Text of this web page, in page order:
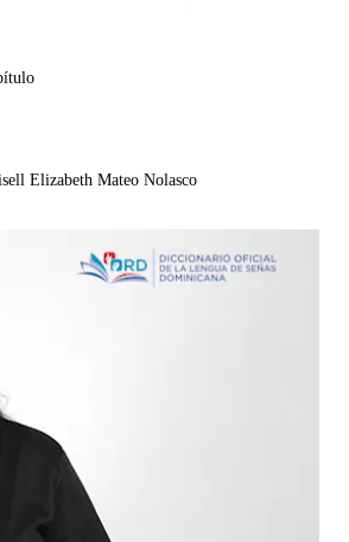
Elizabeth Mateo Nolasco